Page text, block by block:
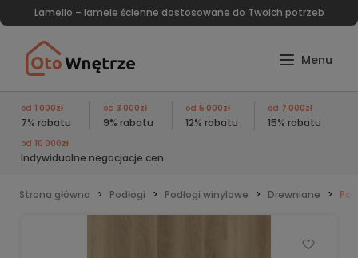
Lamelio – lamele ścienne dostosowane do Twoich potrzeb
od 1 000zł
7% rabatu
od 3 000zł
9% rabatu
od 5 000zł
12% rabatu
od 7 000zł
15% rabatu
od 10 000zł
Indywidualne negocjacje cen
Strona główna Podłogi Podłogi winylowe Drewniane